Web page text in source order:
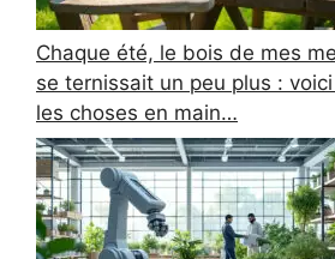
Chaque été, le bois de mes
se ternissait un peu plus : voici
les choses en main…